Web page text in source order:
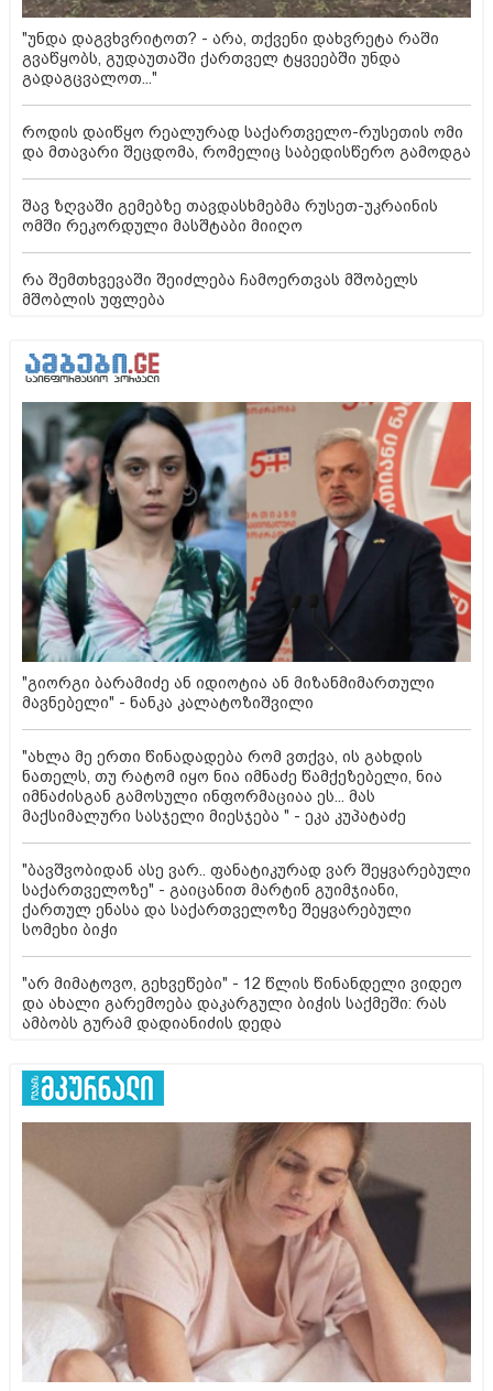
"უნდა დაგვხვრიტოთ? - არა, თქვენი დახვრეტა რაში
გვაწყობს, გუდაუთაში ქართველ ტყვეებში უნდა
გადაგცვალოთ..."
როდის დაიწყო რეალურად საქართველო-რუსეთის ომი
და მთავარი შეცდომა, რომელიც საბედისწერო გამოდგა
შავ ზღვაში გემებზე თავდასხმებმა რუსეთ-უკრაინის
ომში რეკორდული მასშტაბი მიიღო
რა შემთხვევაში შეიძლება ჩამოერთვას მშობელს
მშობლის უფლება
"გიორგი ბარამიძე ან იდიოტია ან მიზანმიმართული
მავნებელი" - ნანკა კალატოზიშვილი
"ახლა მე ერთი წინადადება რომ ვთქვა, ის გახდის
ნათელს, თუ რატომ იყო ნია იმნაძე წამქეზებელი, ნია
იმნაძისგან გამოსული ინფორმაციაა ეს... მას
მაქსიმალური სასჯელი მიესჯება " - ეკა კუპატაძე
"ბავშვობიდან ასე ვარ.. ფანატიკურად ვარ შეყვარებული
საქართველოზე" - გაიცანით მარტინ გუიმჯიანი,
ქართულ ენასა და საქართველოზე შეყვარებული
სომეხი ბიჭი
"არ მიმატოვო, გეხვეწები" - 12 წლის წინანდელი ვიდეო
და ახალი გარემოება დაკარგული ბიჭის საქმეში: რას
ამბობს გურამ დადიანიძის დედა